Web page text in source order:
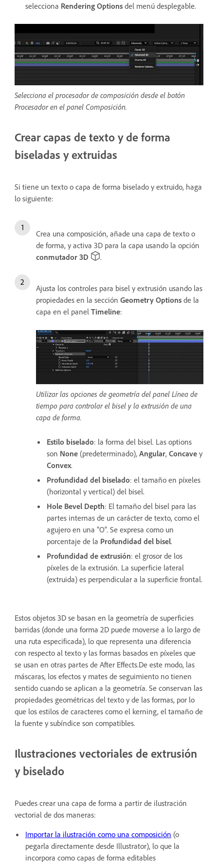
selecciona Rendering Options del menú desplegable.
Selecciona el procesador de composición desde el botón
Procesador en el panel Composición.
Crear capas de texto y de forma
biseladas y extruidas
Si tiene un texto o capa de forma biselado y extruido, haga
lo siguiente:
Crea una composición, añade una capa de texto o
de forma, y activa 3D para la capa usando la opción
conmutador 3D
.
Ajusta los controles para bisel y extrusión usando las
propiedades en la sección Geometry Options de la
capa en el panel Timeline:
Utilizar las opciones de geometría del panel Línea de
tiempo para controlar el bisel y la extrusión de una
capa de forma.
Estilo biselado: la forma del bisel. Las options
son None (predeterminado), Angular, Concave y
Convex.
Profundidad del biselado: el tamaño en píxeles
(horizontal y vertical) del bisel.
Hole Bevel Depth: El tamaño del bisel para las
partes internas de un carácter de texto, como el
agujero en una "O". Se expresa como un
porcentaje de la Profundidad del bisel.
Profundidad de extrusión: el grosor de los
píxeles de la extrusión. La superficie lateral
(extruida) es perpendicular a la superficie frontal.
Estos objetos 3D se basan en la geometría de superficies
barridas (donde una forma 2D puede moverse a lo largo de
una ruta especificada), lo que representa una diferencia
con respecto al texto y las formas basados en píxeles que
se usan en otras partes de After Effects.De este modo, las
máscaras, los efectos y mates de seguimiento no tienen
sentido cuando se aplican a la geometría. Se conservan las
propiedades geométricas del texto y de las formas, por lo
que los estilos de caracteres como el kerning, el tamaño de
la fuente y subíndice son compatibles.
Ilustraciones vectoriales de extrusión
y biselado
Puedes crear una capa de forma a partir de ilustración
vectorial de dos maneras:
Importar la ilustración como una composición (o
pegarla directamente desde Illustrator), lo que la
incorpora como capas de forma editables